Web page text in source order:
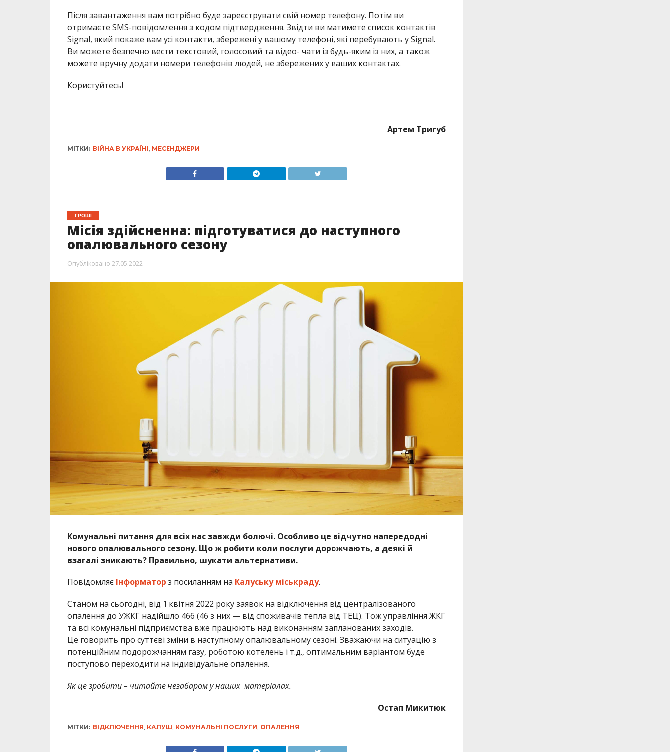
Після завантаження вам потрібно буде зареєструвати свій номер телефону. Потім ви
отримаєте SMS-повідомлення з кодом підтвердження. Звідти ви матимете список контактів
Signal, який покаже вам усі контакти, збережені у вашому телефоні, які перебувають у Signal.
Ви можете безпечно вести текстовий, голосовий та відео- чати із будь-яким із них, а також
можете вручну додати номери телефонів людей, не збережених у ваших контактах.
Користуйтесь!
Артем Тригуб
МІТКИ: ВІЙНА В УКРАЇНІ, МЕСЕНДЖЕРИ
ГРОШІ
Місія здійсненна: підготуватися до наступного
опалювального сезону
Опубліковано 27.05.2022
Комунальні питання для всіх нас завжди болючі. Особливо це відчутно напередодні
нового опалювального сезону. Що ж робити коли послуги дорожчають, а деякі й
взагалі зникають? Правильно, шукати альтернативи.
Повідомляє Інформатор з посиланням на Калуську міськраду.
Станом на сьогодні, від 1 квітня 2022 року заявок на відключення від централізованого
опалення до УЖКГ надійшло 466 (46 з них — від споживачів тепла від ТЕЦ). Тож управління ЖКГ
та всі комунальні підприємства вже працюють над виконанням запланованих заходів.
Це говорить про суттєві зміни в наступному опалювальному сезоні. Зважаючи на ситуацію з
потенційним подорожчанням газу, роботою котелень і т.д., оптимальним варіантом буде
поступово переходити на індивідуальне опалення.
Як це зробити – читайте незабаром у наших матеріалах.
Остап Микитюк
МІТКИ: ВІДКЛЮЧЕННЯ КАЛУШ КОМУНАЛЬНІ ПОСЛУГИ ОПАЛЕННЯ